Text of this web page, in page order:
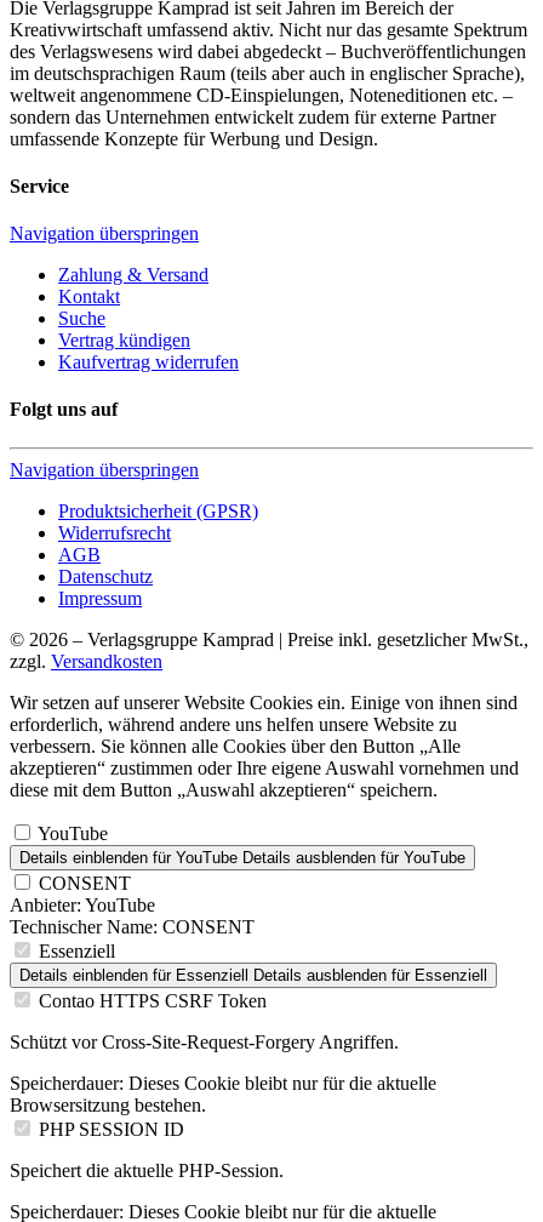
Die Verlagsgruppe Kamprad ist seit Jahren im Bereich der
Kreativwirtschaft umfassend aktiv. Nicht nur das gesamte Spektrum
des Verlagswesens wird dabei abgedeckt – Buchveröffentlichungen
im deutschsprachigen Raum (teils aber auch in englischer Sprache),
weltweit angenommene CD-Einspielungen, Noteneditionen etc. –
sondern das Unternehmen entwickelt zudem für externe Partner
umfassende Konzepte für Werbung und Design.
Service
Navigation überspringen
Zahlung & Versand
Kontakt
Suche
Vertrag kündigen
Kaufvertrag widerrufen
Folgt uns auf
Navigation überspringen
Produktsicherheit (GPSR)
Widerrufsrecht
AGB
Datenschutz
Impressum
© 2026 – Verlagsgruppe Kamprad | Preise inkl. gesetzlicher MwSt.,
zzgl. Versandkosten
Wir setzen auf unserer Website Cookies ein. Einige von ihnen sind
erforderlich, während andere uns helfen unsere Website zu
verbessern. Sie können alle Cookies über den Button „Alle
akzeptieren“ zustimmen oder Ihre eigene Auswahl vornehmen und
diese mit dem Button „Auswahl akzeptieren“ speichern.
YouTube
Details einblenden für YouTube Details ausblenden für YouTube
CONSENT
Anbieter: YouTube
Technischer Name: CONSENT
Essenziell
Details einblenden für Essenziell Details ausblenden für Essenziell
Contao HTTPS CSRF Token
Schützt vor Cross-Site-Request-Forgery Angriffen.
Speicherdauer: Dieses Cookie bleibt nur für die aktuelle
Browsersitzung bestehen.
PHP SESSION ID
Speichert die aktuelle PHP-Session.
Speicherdauer: Dieses Cookie bleibt nur für die aktuelle